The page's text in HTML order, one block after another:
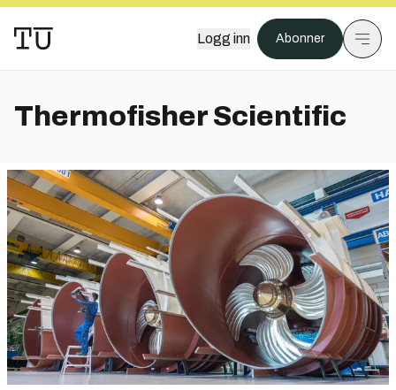
Logg inn Abonner
Thermofisher Scientific